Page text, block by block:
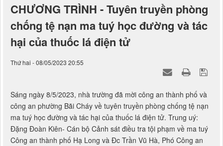
CHƯƠNG TRÌNH - Tuyên truyền phòng
chống tệ nạn ma tuý học đường và tác
hại của thuốc lá điện tử
Thứ hai - 08/05/2023 20:55
Sáng ngày 8/5/2023, nhà trường đã mời công an thành phố và
công an phường Bãi Cháy về tuyên truyền phòng chống tệ nạn
ma tuý học đường và tác hại của thuốc lá điện tử. Trung uý:
Đặng Đoàn Kiên- Cán bộ Cảnh sát điều tra tội phạm về ma tuý
Công an thành phố Hạ Long và Đc Trần Vũ Hà, Phó Công an